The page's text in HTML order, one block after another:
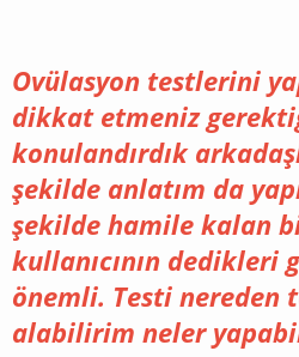
Ovülasyon testlerini
dikkat etmeniz
konulandırdık
şekilde anlatım da
şekilde hamile kalan
kullanıcının dedikleri
önemli. Testi
alabilirim neler